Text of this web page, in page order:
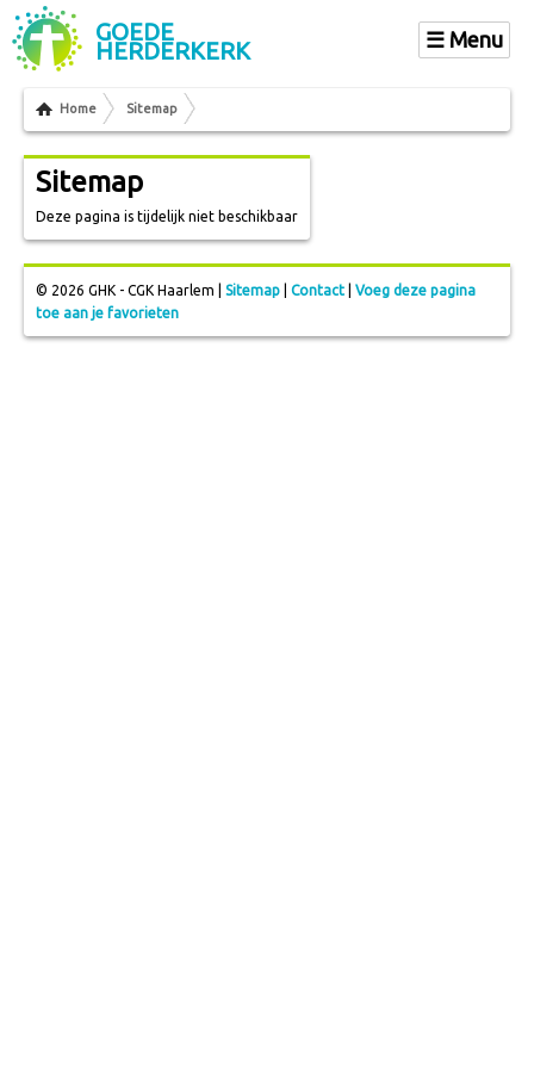
Menu
GOEDE
HERDERKERK
Home Sitemap
Sitemap
Deze pagina is tijdelijk niet beschikbaar
© 2026 GHK - CGK Haarlem | Sitemap Contact
Voeg deze pagina
toe aan je favorieten